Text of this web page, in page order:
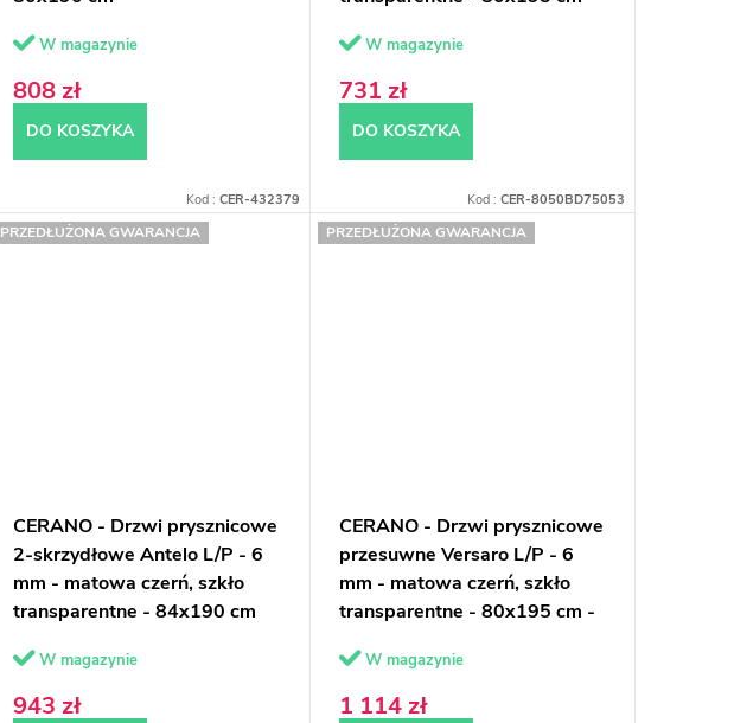
W magazynie
808 zł
DO KOSZYKA
Kod : CER-432379
W magazynie
731 zł
DO KOSZYKA
Kod : CER-8050BD75053
PRZEDŁUŻONA GWARANCJA
CERANO - Drzwi prysznicowe
2-skrzydłowe Antelo L/P - 6
mm - matowa czerń, szkło
transparentne - 84x190 cm
W magazynie
943 zł
PRZEDŁUŻONA GWARANCJA
CERANO - Drzwi prysznicowe
przesuwne Versaro L/P - 6
mm - matowa czerń, szkło
transparentne - 80x195 cm -
W magazynie
1 114 zł